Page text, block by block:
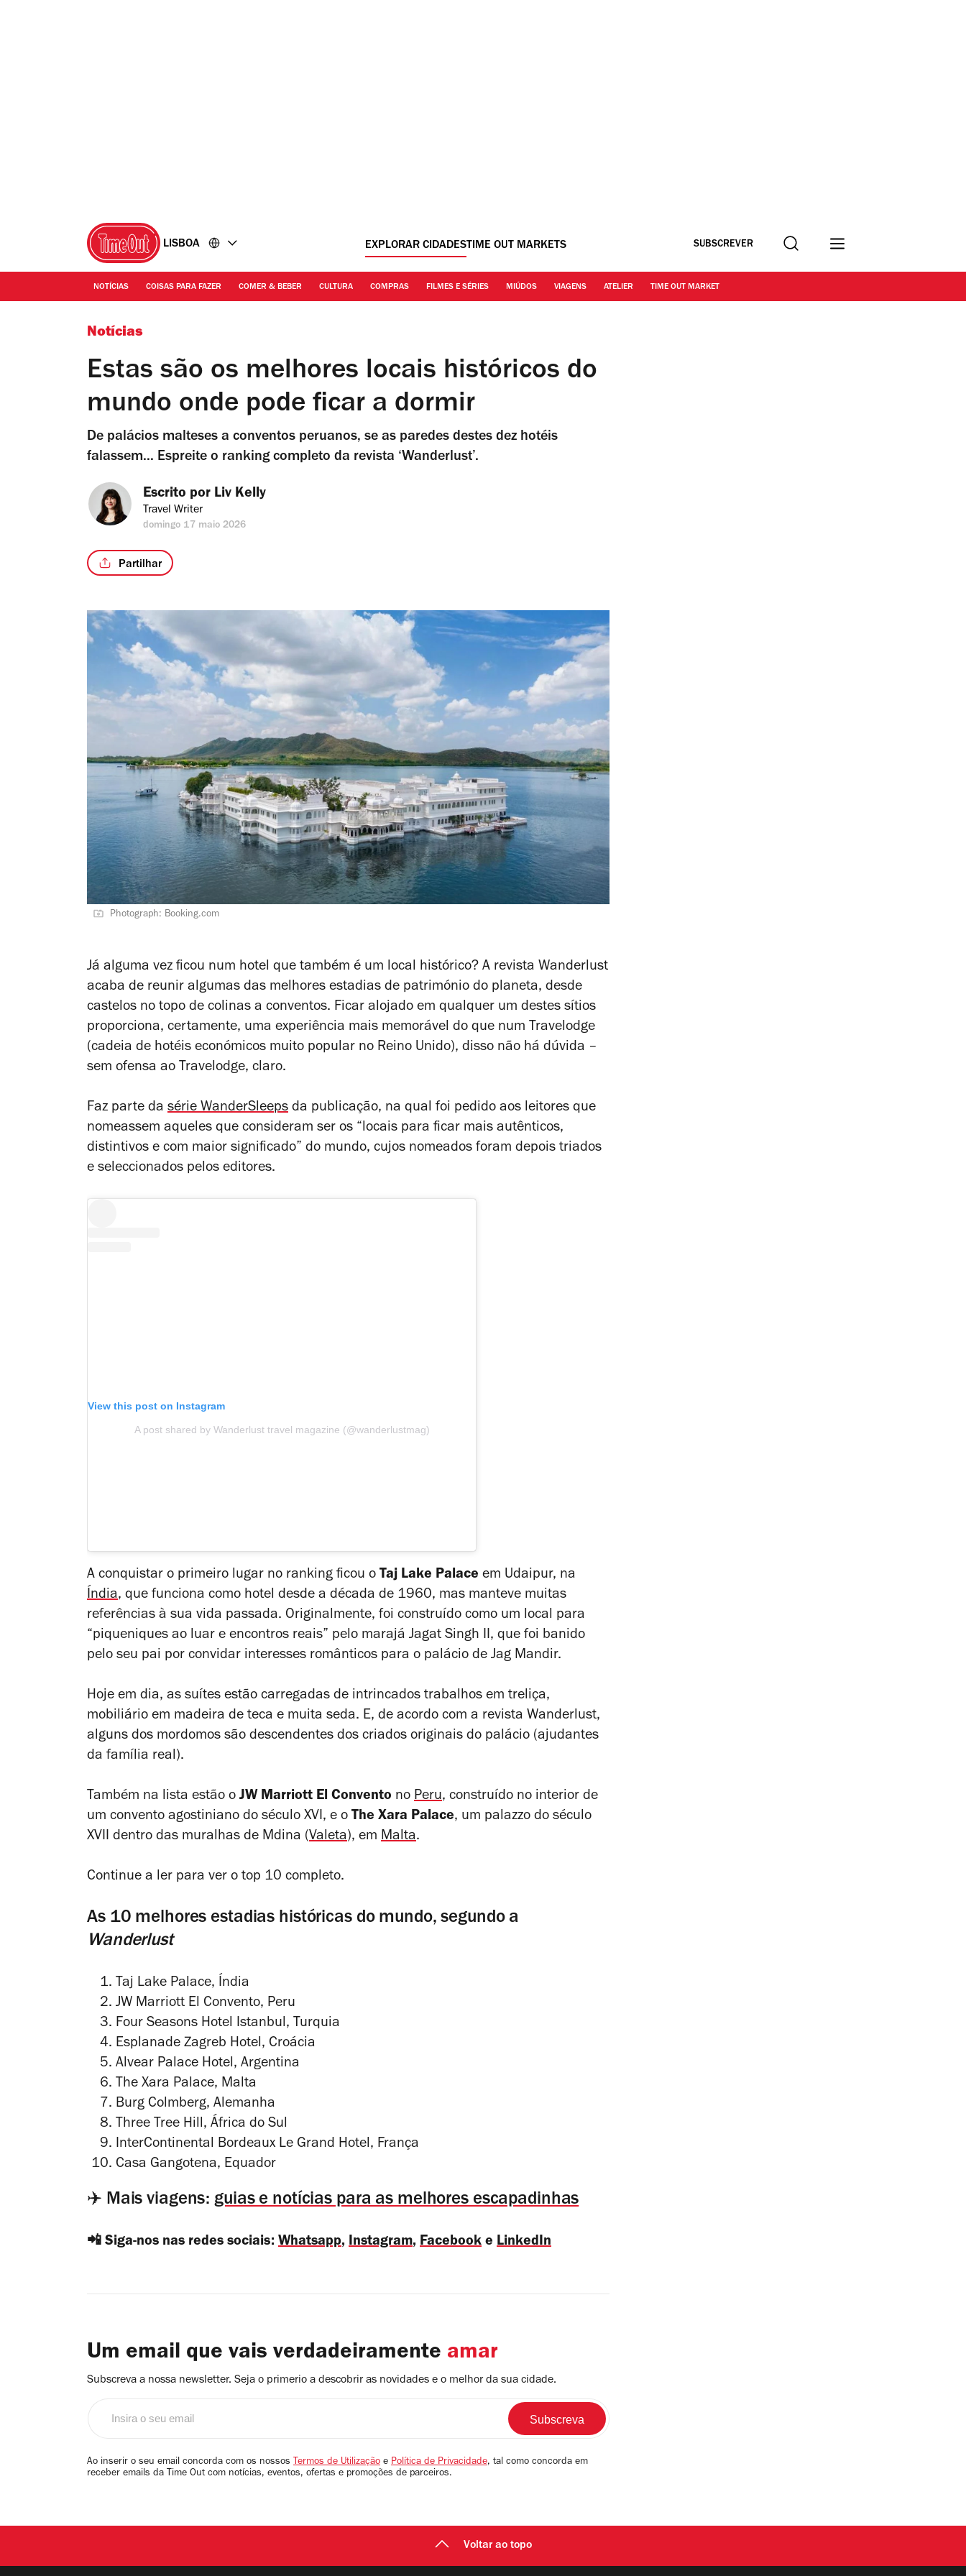
LISBOA EXPLORAR CIDADESTIME OUT MARKETS SUBSCREVER Procurar
NOTÍCIAS COISAS PARA FAZER COMER & BEBER CULTURA COMPRAS FILMES E SÉRIES MIÚDOS VIAGENS ATELIER TIME OUT MARKET
Notícias
Estas são os melhores locais históricos do
mundo onde pode ficar a dormir
De palácios malteses a conventos peruanos, se as paredes destes dez hotéis
falassem... Espreite o ranking completo da revista ‘Wanderlust’.
Escrito por Liv Kelly
Travel Writer
domingo 17 maio 2026
Partilhar
Photograph: Booking.com
Já alguma vez ficou num hotel que também é um local histórico? A revista Wanderlust
acaba de reunir algumas das melhores estadias de património do planeta, desde
castelos no topo de colinas a conventos. Ficar alojado em qualquer um destes sítios
proporciona, certamente, uma experiência mais memorável do que num Travelodge
(cadeia de hotéis económicos muito popular no Reino Unido), disso não há dúvida –
sem ofensa ao Travelodge, claro.
Faz parte da sérieWanderSleeps da publicação, na qual foi pedido aos leitores que
nomeassem aqueles que consideram ser os “locais para ficar mais autênticos,
distintivos e com maior significado” do mundo, cujos nomeados foram depois triados
e seleccionados pelos editores.
View this post on Instagram
A post shared by Wanderlust travel magazine (@wanderlustmag)
A conquistar o primeiro lugar no ranking ficou o Taj Lake Palace em Udaipur, na
Índia, que funciona como hotel desde a década de 1960, mas manteve muitas
referências à sua vida passada. Originalmente, foi construído como um local para
“piqueniques ao luar e encontros reais” pelo marajá Jagat Singh II, que foi banido
pelo seu pai por convidar interesses românticos para o palácio de Jag Mandir.
Hoje em dia, as suítes estão carregadas de intrincados trabalhos em treliça,
mobiliário em madeira de teca e muita seda. E, de acordo com a revista Wanderlust,
alguns dos mordomos são descendentes dos criados originais do palácio (ajudantes
da família real).
Também na lista estão o JW Marriott El Convento no Peru, construído no interior de
um convento agostiniano do século XVI, e o The Xara Palace, um palazzo do século
XVII dentro das muralhas de Mdina (Valeta), em Malta.
Continue a ler para ver o top 10 completo.
As 10 melhores estadias históricas do mundo, segundo a
Wanderlust
Taj Lake Palace, Índia
JW Marriott El Convento, Peru
Four Seasons Hotel Istanbul, Turquia
Esplanade Zagreb Hotel, Croácia
Alvear Palace Hotel, Argentina
The Xara Palace, Malta
Burg Colmberg, Alemanha
Three Tree Hill, África do Sul
InterContinental Bordeaux Le Grand Hotel, França
Casa Gangotena, Equador
✈️ Mais viagens: guias e notícias para as melhores escapadinhas
📲 Siga-nos nas redes sociais: Whatsapp, Instagram, Facebook e LinkedIn
Um email que vais verdadeiramente amar
Subscreva a nossa newsletter. Seja o primerio a descobrir as novidades e o melhor da sua cidade.
email
Ao inserir o seu email concorda com os nossos Termos de Utilização e Política de Privacidade, tal como concorda em
receber emails da Time Out com notícias, eventos, ofertas e promoções de parceiros.
Voltar ao topo